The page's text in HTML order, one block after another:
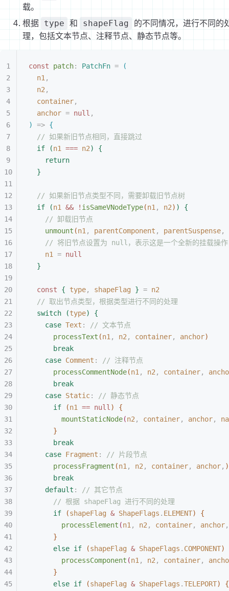
载。
根据 type 和 shapeFlag
的不同情况，进行不同的
理，包括文本节点、注释节点、静态节点等。
const patch: PatchFn =
(
n1 ,
n2 ,
container,
anchor = null ,
)
=> {
// 如果新旧节点相同，直接跳过
if
(n1 === n2)
{
return
}
// 如果新旧节点类型不同，需要卸载旧节点树
if
(n1 && ! isSameVNodeType(n1 , n2) )
{
// 卸载旧节点
unmount (n1 , parentComponent , parentSuspense,
// 将旧节点设置为 null，表示这是一个全新的挂载操作
n1
= null
}
const { type, shapeFlag } = n2
// 取出节点类型，根据类型进行不同的处理
switch
(type)
{
case Text :
// 文本节点
processText (n1 , n2 , container, anchor)
break
case Comment :
// 注释节点
processCommentNode(n1 , n2 , container,
break
case Static:
// 静态节点
if
(n1 == null )
{
mountStaticNode(n2 , container, anchor,
}
break
case Fragment :
// 片段节点
processFragment (n1 , n2 , container, anchor, )
break
default :
// 其它节点
// 根据 shapeFlag 进行不同的处理
if
(shapeFlag & ShapeFlags . ELEMENT)
{
processElement (n1 , n2 , container, anchor,
}
else if (shapeFlag & ShapeFlags . COMPONENT)
processComponent (n1 , n2 , container,
}
else if (shapeFlag & ShapeFlags .TELEPORT)
{